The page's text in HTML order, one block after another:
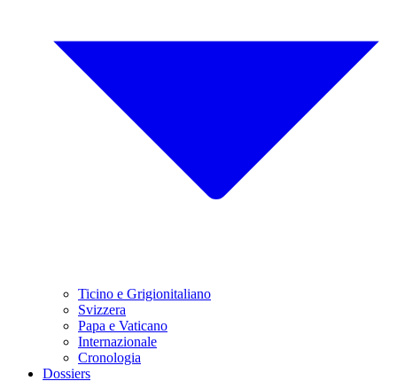
Ticino e Grigionitaliano
Svizzera
Papa e Vaticano
Internazionale
Cronologia
Dossiers